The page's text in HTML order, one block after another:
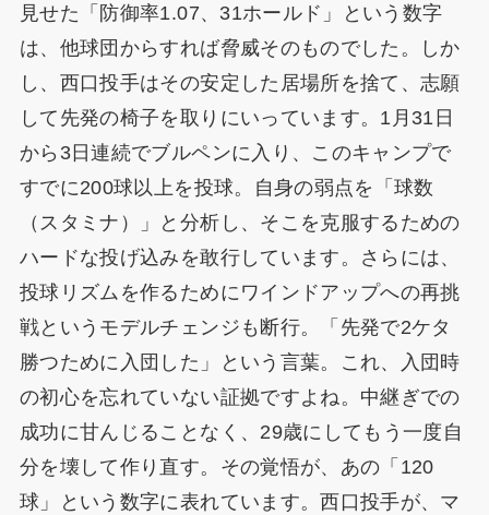
見せた「防御率1.07、31ホールド」という数字
は、他球団からすれば脅威そのものでした。しか
し、西口投手はその安定した居場所を捨て、志願
して先発の椅子を取りにいっています。1月31日
から3日連続でブルペンに入り、このキャンプで
すでに200球以上を投球。自身の弱点を「球数
（スタミナ）」と分析し、そこを克服するための
ハードな投げ込みを敢行しています。さらには、
投球リズムを作るためにワインドアップへの再挑
戦というモデルチェンジも断行。「先発で2ケタ
勝つために入団した」という言葉。これ、入団時
の初心を忘れていない証拠ですよね。中継ぎでの
成功に甘んじることなく、29歳にしてもう一度自
分を壊して作り直す。その覚悟が、あの「120
球」という数字に表れています。西口投手が、マ